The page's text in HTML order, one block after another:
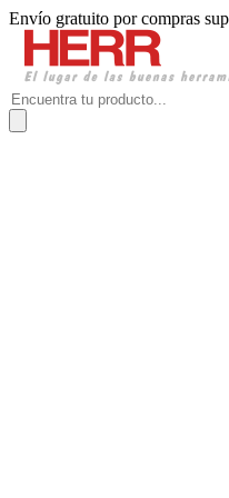
Envío gratuito por compras